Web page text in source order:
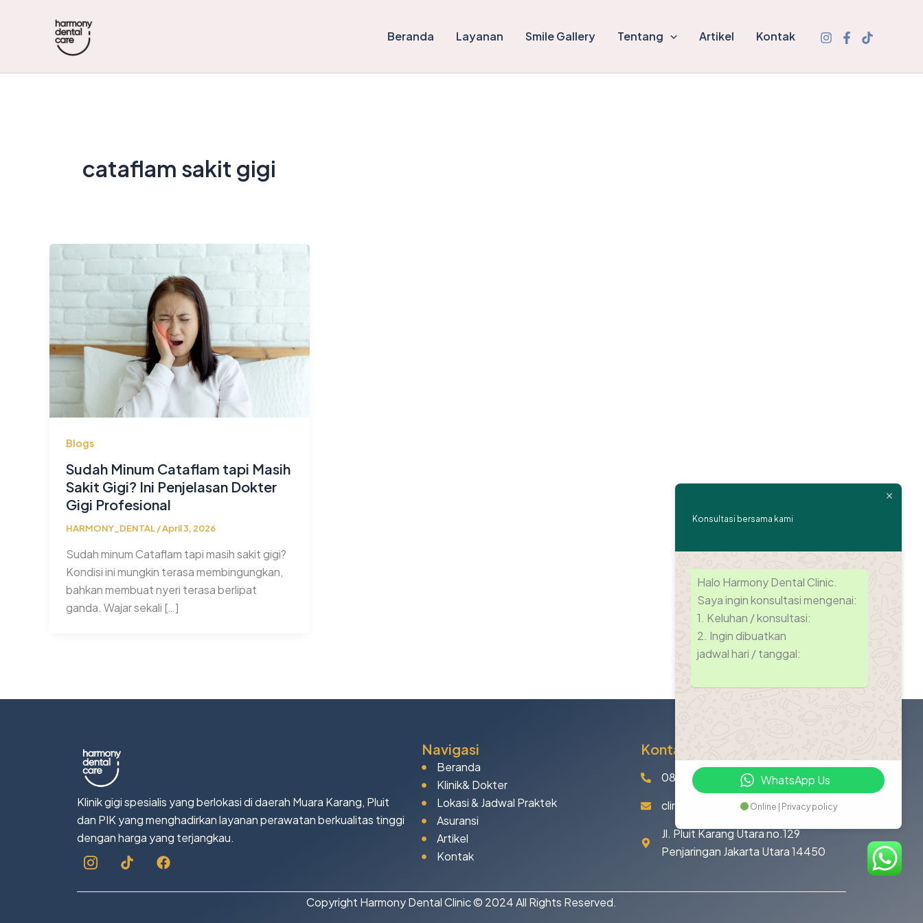
Beranda Layanan Smile Gallery Tentang Artikel Kontak
cataflam sakit gigi
Blogs
Sudah Minum Cataflam tapi Masih
Sakit Gigi? Ini Penjelasan Dokter
Gigi Profesional
HARMONY_DENTAL/April 3, 2026
Sudah minum Cataflam tapi masih sakit gigi?
Kondisi ini mungkin terasa membingungkan,
bahkan membuat nyeri terasa berlipat
ganda. Wajar sekali […]
Klinik gigi spesialis yang berlokasi di daerah Muara Karang, Pluit
dan PIK yang menghadirkan layanan perawatan berkualitas tinggi
dengan harga yang terjangkau.
Icon-
instagram-
TiktokFacebook
Navigasi
Beranda
Klinik& Dokter
Lokasi & Jadwal Praktek
Asuransi
Artikel
Kontak
Kontak
08111622168
clinicharmonydental@gmail.com
Jl. Pluit Karang Utara no.129
Penjaringan Jakarta Utara 14450
Copyright Harmony Dental Clinic © 2024 All Rights Reserved.
Konsultasi bersama kami
Halo Harmony Dental Clinic.
Saya ingin konsultasi mengenai:
1. Keluhan / konsultasi:
2. ⁠Ingin dibuatkan
jadwal hari / tanggal:
WhatsApp Us
Online | Privacy policy